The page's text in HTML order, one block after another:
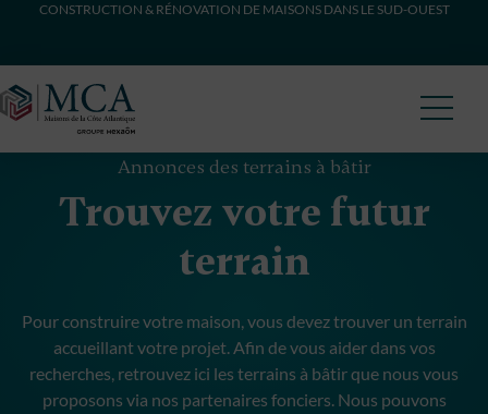
CONSTRUCTION & RÉNOVATION DE MAISONS DANS LE SUD-OUEST
Annonces des terrains à bâtir
Trouvez votre futur
terrain
Pour construire votre maison, vous devez trouver un terrain
accueillant votre projet. Afin de vous aider dans vos
recherches, retrouvez ici les terrains à bâtir que nous vous
proposons via nos partenaires fonciers. Nous pouvons